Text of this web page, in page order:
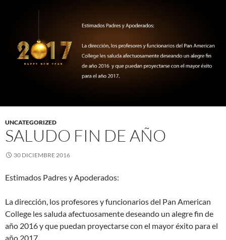
UNCATEGORIZED
SALUDO FIN DE AÑO
30 DICIEMBRE 2016
Estimados Padres y Apoderados:
La dirección, los profesores y funcionarios del Pan American
College les saluda afectuosamente deseando un alegre fin de
año 2016 y que puedan proyectarse con el mayor éxito para el
año 2017.